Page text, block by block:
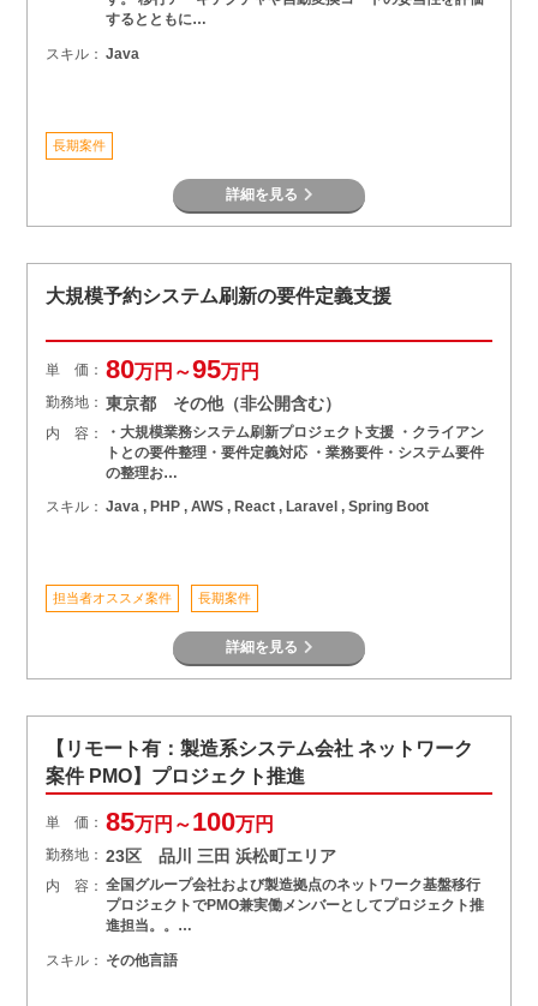
するとともに…
スキル： Java
長期案件
詳細を見る
大規模予約システム刷新の要件定義支援
単 価： 80万円～95万円
勤務地： 東京都 その他（非公開含む）
内 容：
・大規模業務システム刷新プロジェクト支援 ・クライアン
トとの要件整理・要件定義対応 ・業務要件・システム要件
の整理お…
スキル： Java , PHP , AWS , React , Laravel , Spring Boot
担当者オススメ案件 長期案件
詳細を見る
【リモート有：製造系システム会社 ネットワーク
案件 PMO】プロジェクト推進
単 価： 85万円～100万円
勤務地： 23区 品川 三田 浜松町エリア
内 容： 全国グループ会社および製造拠点のネットワーク基盤移行
プロジェクトでPMO兼実働メンバーとしてプロジェクト推
進担当。。…
スキル： その他言語